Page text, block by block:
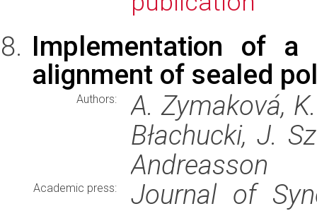
Implementation of
alignment of sealed
Authors:
A. Zymaková,
Błachucki, J.
Andreasson
Academic press:
Journal of